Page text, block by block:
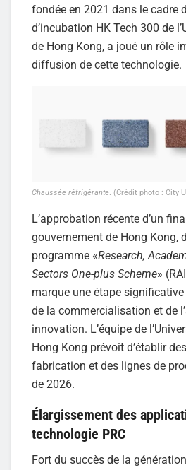
fondée en 2021 dans le cadre
d’incubation HK Tech 300 de
de Hong Kong, a joué un rôle
diffusion de cette technologie.
Chaussée réfrigérante. (Crédit photo : City
L’approbation récente d’un
gouvernement de Hong Kong,
programme «Research,
Sectors One-plus Scheme»
marque une étape significative
de la commercialisation et de
innovation. L’équipe de
Hong Kong prévoit d’établir
fabrication et des lignes de
de 2026.
Élargissement des
technologie PRC
Fort du succès de la